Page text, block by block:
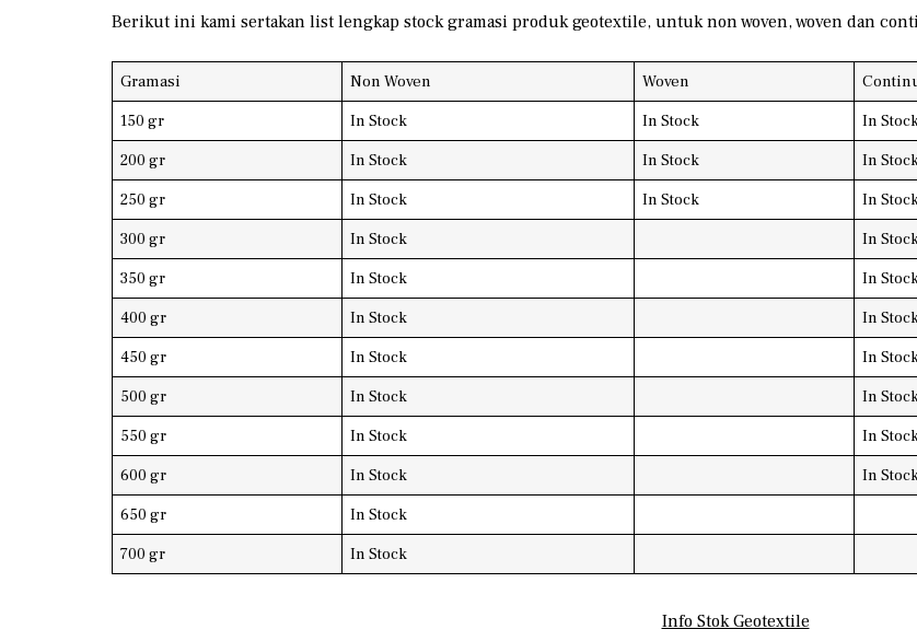
Berikut ini kami sertakan list lengkap stock gramasi produk geotextile, untuk non woven, woven dan
Gramasi Non Woven Woven
150 gr
In Stock In Stock
In
200 gr
In Stock In Stock
In
250 gr
In Stock In Stock
In
300 gr
In Stock
In
350 gr
In Stock
In
400 gr
In Stock
In
450 gr
In Stock
In
500 gr
In Stock
In
550 gr
In Stock
In
600 gr
In Stock
In
650 gr
In Stock
700 gr
In Stock
Info Stok Geotextile